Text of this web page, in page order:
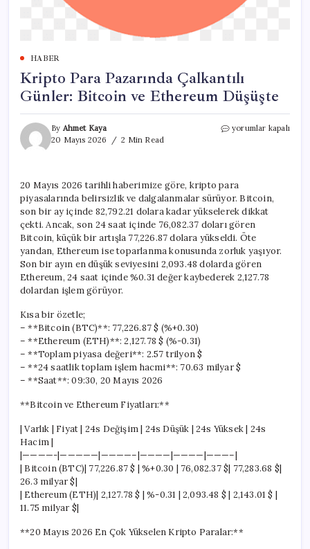
HABER
Kripto Para Pazarında Çalkantılı
Günler: Bitcoin ve Ethereum Düşüşte
By Ahmet Kaya
20 Mayıs 2026
2 Min Read
Kripto
Bitcoin
ve
Ethereum
Düşüşte
için
yorumlar kapalı
20 Mayıs 2026 tarihli haberimize göre, kripto para
piyasalarında belirsizlik ve dalgalanmalar sürüyor. Bitcoin,
son bir ay içinde 82,792.21 dolara kadar yükselerek dikkat
çekti. Ancak, son 24 saat içinde 76,082.37 doları gören
Bitcoin, küçük bir artışla 77,226.87 dolara yükseldi. Öte
yandan, Ethereum ise toparlanma konusunda zorluk yaşıyor.
Son bir ayın en düşük seviyesini 2,093.48 dolarda gören
Ethereum, 24 saat içinde %0.31 değer kaybederek 2,127.78
dolardan işlem görüyor.
Kısa bir özetle;
– **Bitcoin (BTC)**: 77,226.87 $ (%+0.30)
– **Ethereum (ETH)**: 2,127.78 $ (%-0.31)
– **Toplam piyasa değeri**: 2.57 trilyon $
– **24 saatlik toplam işlem hacmi**: 70.63 milyar $
– **Saat**: 09:30, 20 Mayıs 2026
**Bitcoin ve Ethereum Fiyatları:**
| Varlık | Fiyat | 24s Değişim | 24s Düşük | 24s Yüksek | 24s
Hacim |
|————-|—————|————–|————|————|———–|
| Bitcoin (BTC)| 77,226.87 $ | %+0.30 | 76,082.37 $| 77,283.68 $|
26.3 milyar $|
| Ethereum (ETH)| 2,127.78 $ | %-0.31 | 2,093.48 $ | 2,143.01 $ |
11.75 milyar $|
**20 Mayıs 2026 En Çok Yükselen Kripto Paralar:**